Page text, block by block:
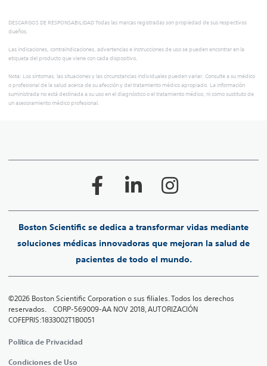
DESCARGOS DE RESPONSABILIDAD Todas las marcas registradas son propiedad de sus respectivos
dueños.
Las indicaciones, contraindicaciones, advertencias e instrucciones de uso se pueden encontrar en la
etiqueta del producto que viene con cada dispositivo.
Nota: Los síntomas, las situaciones y las circunstancias individuales pueden variar. Consulte a su médico
o profesional de la salud acerca de su afección y del tratamiento médico apropiado. La información
suministrada no está destinada a su uso en el diagnóstico o el tratamiento médico, ni como sustituto de
un asesoramiento médico profesional.
Boston Scientific se dedica a transformar vidas mediante
soluciones médicas innovadoras que mejoran la salud de
pacientes de todo el mundo.
©2026 Boston Scientific Corporation o sus filiales. Todos los derechos
reservados. CORP-569009-AA NOV 2018, AUTORIZACIÓN
COFEPRIS:1833002T1B0051
Política de Privacidad
Condiciones de Uso